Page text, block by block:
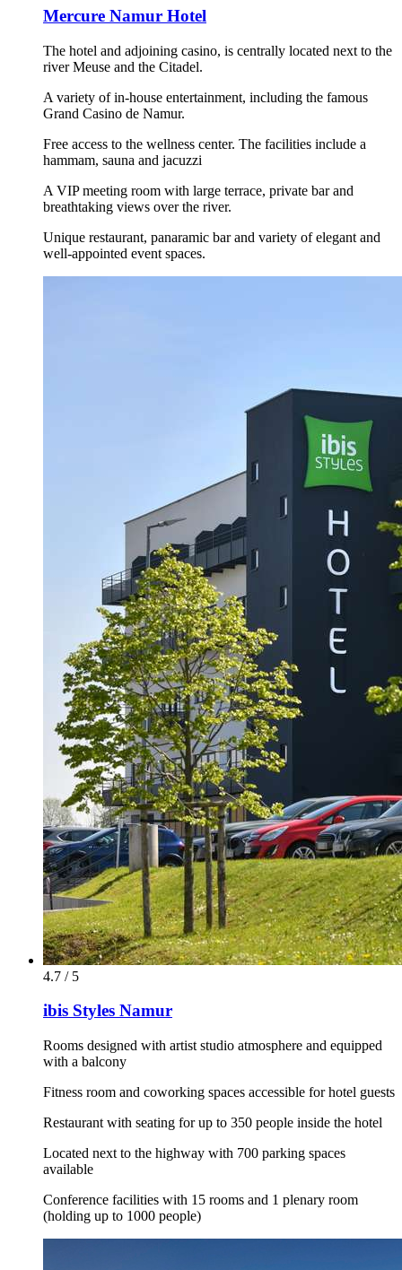
Mercure Namur Hotel
The hotel and adjoining casino, is centrally located next to the
river Meuse and the Citadel.
A variety of in-house entertainment, including the famous
Grand Casino de Namur.
Free access to the wellness center. The facilities include a
hammam, sauna and jacuzzi
A VIP meeting room with large terrace, private bar and
breathtaking views over the river.
Unique restaurant, panaramic bar and variety of elegant and
well-appointed event spaces.
4.7 / 5
ibis Styles Namur
Rooms designed with artist studio atmosphere and equipped
with a balcony
Fitness room and coworking spaces accessible for hotel guests
Restaurant with seating for up to 350 people inside the hotel
Located next to the highway with 700 parking spaces
available
Conference facilities with 15 rooms and 1 plenary room
(holding up to 1000 people)